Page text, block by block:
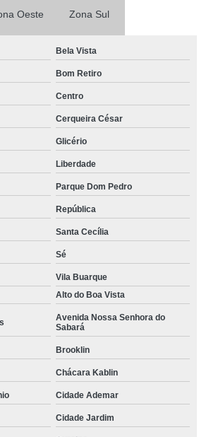
Oeste Zona Sul
Bela Vista
Bom Retiro
Centro
Cerqueira César
Glicério
Liberdade
Parque Dom Pedro
República
Santa Cecília
Sé
Vila Buarque
Alto do Boa Vista
Avenida Nossa Senhora do
Sabará
Brooklin
Chácara Kablin
Cidade Ademar
Cidade Jardim